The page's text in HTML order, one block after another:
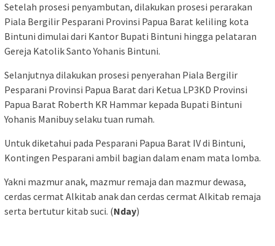
Setelah prosesi penyambutan, dilakukan prosesi perarakan
Piala Bergilir Pesparani Provinsi Papua Barat keliling kota
Bintuni dimulai dari Kantor Bupati Bintuni hingga pelataran
Gereja Katolik Santo Yohanis Bintuni.
Selanjutnya dilakukan prosesi penyerahan Piala Bergilir
Pesparani Provinsi Papua Barat dari Ketua LP3KD Provinsi
Papua Barat Roberth KR Hammar kepada Bupati Bintuni
Yohanis Manibuy selaku tuan rumah.
Untuk diketahui pada Pesparani Papua Barat IV di Bintuni,
Kontingen Pesparani ambil bagian dalam enam mata lomba.
Yakni mazmur anak, mazmur remaja dan mazmur dewasa,
cerdas cermat Alkitab anak dan cerdas cermat Alkitab remaja
serta bertutur kitab suci. (Nday)